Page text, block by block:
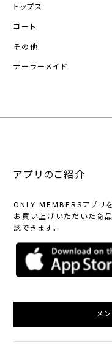
トップス
コート
その他
テーラーメイド
アプリのご紹介
ONLY MEMBERSアプリを
お買い上げいただいた商
認できます。
メ